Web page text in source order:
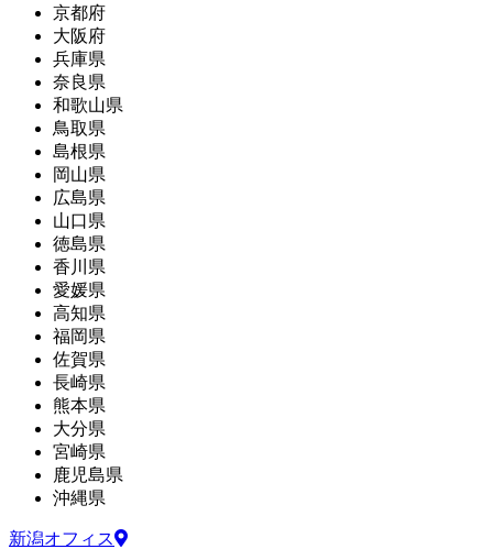
京都府
大阪府
兵庫県
奈良県
和歌山県
鳥取県
島根県
岡山県
広島県
山口県
徳島県
香川県
愛媛県
高知県
福岡県
佐賀県
長崎県
熊本県
大分県
宮崎県
鹿児島県
沖縄県
新潟オフィス